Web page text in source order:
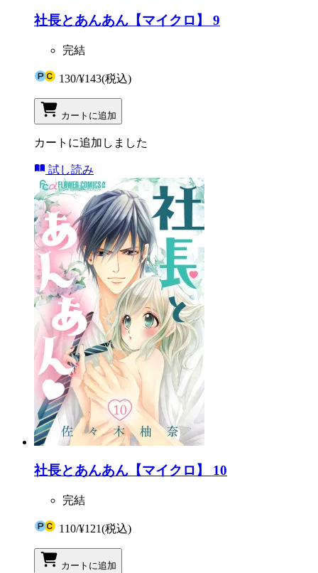
社長とあんあん【マイクロ】 9
完結
130/¥143(税込)
カートに追加
カートに追加しました
試し読み
社長とあんあん【マイクロ】 10
完結
110/¥121(税込)
カートに追加